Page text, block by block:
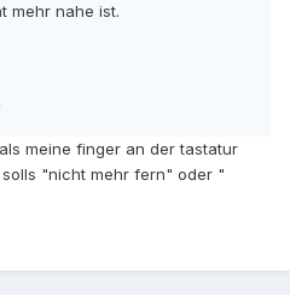
mehr nahe ist.
meine finger an der tastatur
"nicht mehr fern" oder "